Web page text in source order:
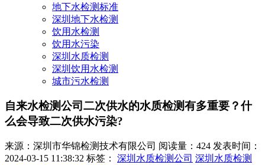
地下水检测标准
深圳地下水检测
饮用水检测
饮用水污染
深圳水质检测
深圳饮用水检测
城市污水检测
自来水检测公司二次供水的水质检测有多重要？什
么会导致二次供水污染?
来源：深圳市华锦检测技术有限公司 阅读量：424 发表时间：
2024-03-15 11:38:32 标签： 深圳水质检测公司 深圳水质检测